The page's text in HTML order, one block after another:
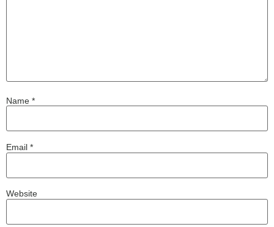
Name *
Email *
Website